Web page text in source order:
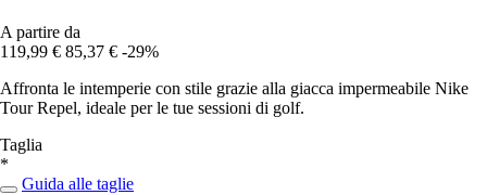
A partire da
119,99 € 85,37 € -29%
Affronta le intemperie con stile grazie alla giacca impermeabile Nike
Tour Repel, ideale per le tue sessioni di golf.
Taglia
*
Guida alle taglie